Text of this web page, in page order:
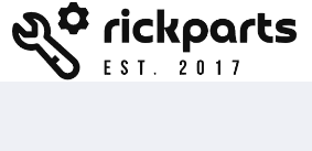
naar
de
inhoud